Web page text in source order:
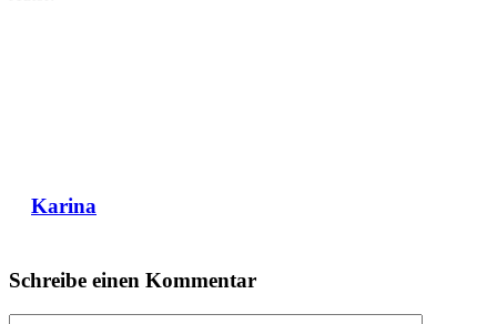
Karina
Schreibe einen Kommentar